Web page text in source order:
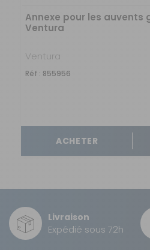
Annexe pour les auvents
Ventura
Ventura
Réf : 855956
ACHETER
Livraison
Expédié sous 72h